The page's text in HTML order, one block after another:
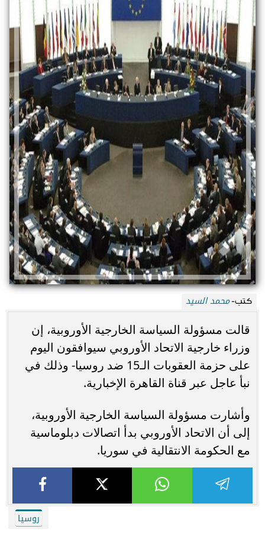
كتب-محمد السيد
قالت مسؤولة السياسة الخارجية الأوروبية، إن
وزراء خارجية الاتحاد الأوروبي سيوافقون اليوم
على حزمة العقوبات الـ15 ضد روسيا- وذلك في
نبأ عاجل عبر قناة القاهرة الإخبارية.
وأشارت مسؤولة السياسة الخارجية الأوروبية،
إلى أن الاتحاد الأوروبي بدأ اتصالات دبلوماسية
مع الحكومة الانتقالية في سوريا.
روسيا